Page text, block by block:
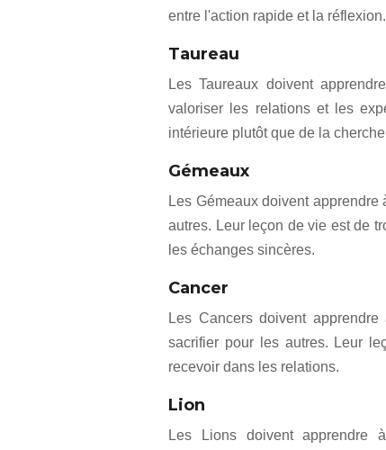
entre l'action rapide et la réflexion.
Taureau
Les Taureaux doivent
valoriser les relations et les
intérieure plutôt que de la
Gémeaux
Les Gémeaux doivent
autres. Leur leçon de vie est de
les échanges sincères.
Cancer
Les Cancers doivent
sacrifier pour les autres. Leur
recevoir dans les relations.
Lion
Les Lions doivent apprendre